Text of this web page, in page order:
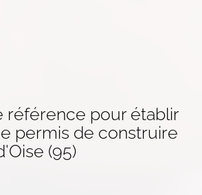
référence pour établir
permis de construire
(95)